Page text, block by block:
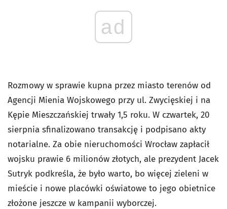
ad
Rozmowy w sprawie kupna przez miasto terenów od
Agencji Mienia Wojskowego przy ul. Zwycięskiej i na
Kępie Mieszczańskiej trwały 1,5 roku. W czwartek, 20
sierpnia sfinalizowano transakcję i podpisano akty
notarialne. Za obie nieruchomości Wrocław zapłacił
wojsku prawie 6 milionów złotych, ale prezydent Jacek
Sutryk podkreśla, że było warto, bo więcej zieleni w
mieście i nowe placówki oświatowe to jego obietnice
złożone jeszcze w kampanii wyborczej.